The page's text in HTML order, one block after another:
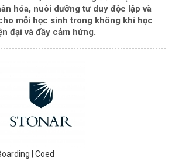
hóa, nuôi dưỡng tư duy độc lập và
mỗi học sinh trong không khí học
đại và đầy cảm hứng.
Boarding
| Coed